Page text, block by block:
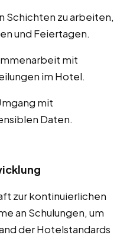
Schichten zu arbeiten,
und Feiertagen.
mit
im Hotel.
mit
Daten.
zur kontinuierlichen
an Schulungen, um
der Hotelstandards